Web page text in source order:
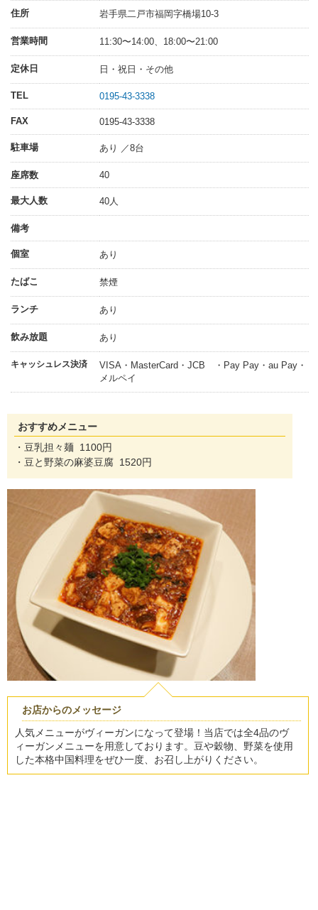
住所 岩手県二戸市福岡字橋場10-3
営業時間 11:30〜14:00、18:00〜21:00
定休日 日・祝日・その他
TEL 0195-43-3338
FAX 0195-43-3338
駐車場 あり ／8台
座席数 40
最大人数 40人
備考
個室 あり
たばこ 禁煙
ランチ あり
飲み放題 あり
キャッシュレス決済
VISA・MasterCard・JCB ・Pay Pay・au Pay・
メルペイ
おすすめメニュー
・豆乳担々麺 1100円
・豆と野菜の麻婆豆腐 1520円
お店からのメッセージ
人気メニューがヴィーガンになって登場！当店では全4品のヴ
ィーガンメニューを用意しております。豆や穀物、野菜を使用
した本格中国料理をぜひ一度、お召し上がりください。